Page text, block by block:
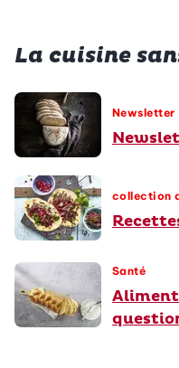
La cuisine
Newsletter
collection
Santé